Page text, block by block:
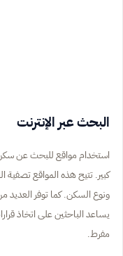
البحث عبر الإنترنت
استخدام مواقع للبحث عن
كبير. تتيح هذه المواقع تصفية
ونوع السكن. كما توفر العديد
يساعد الباحثين على اتخاذ
مفرط.